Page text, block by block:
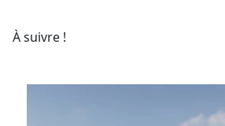
À suivre !